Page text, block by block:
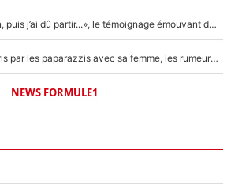
F1 : « Je lui ai fait un câlin, puis j’ai dû partir...», le témoignage émouvant de Max Verstappen sur sa fille
F1 : Charles Leclerc surpris par les paparazzis avec sa femme, les rumeurs étaient vraies !
NEWS FORMULE1